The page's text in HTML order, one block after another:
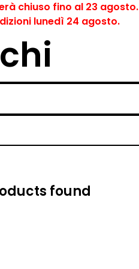
chiuso fino al 23 agosto.
lunedì 24 agosto.
found